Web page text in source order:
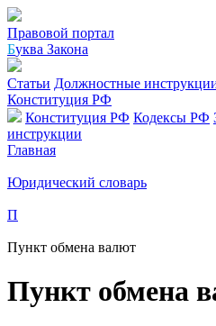
Правовой портал
Буква Закона
Статьи Должностные
Конституция РФ
Конституция РФ Кодексы РФ
инструкции
Главная
Юридический словарь
П
Пункт обмена валют
Пункт обмена